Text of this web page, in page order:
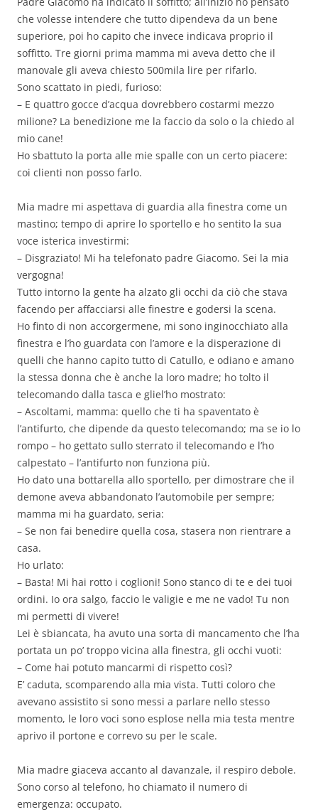
che volesse intendere che tutto dipendeva da un bene
superiore, poi ho capito che invece indicava proprio il
soffitto. Tre giorni prima mamma mi aveva detto che il
manovale gli aveva chiesto 500mila lire per rifarlo.
Sono scattato in piedi, furioso:
– E quattro gocce d’acqua dovrebbero costarmi mezzo
milione? La benedizione me la faccio da solo o la chiedo al
mio cane!
Ho sbattuto la porta alle mie spalle con un certo piacere:
coi clienti non posso farlo.
Mia madre mi aspettava di guardia alla finestra come un
mastino; tempo di aprire lo sportello e ho sentito la sua
voce isterica investirmi:
– Disgraziato! Mi ha telefonato padre Giacomo. Sei la mia
vergogna!
Tutto intorno la gente ha alzato gli occhi da ciò che stava
facendo per affacciarsi alle finestre e godersi la scena.
Ho finto di non accorgermene, mi sono inginocchiato alla
finestra e l’ho guardata con l’amore e la disperazione di
quelli che hanno capito tutto di Catullo, e odiano e amano
la stessa donna che è anche la loro madre; ho tolto il
telecomando dalla tasca e gliel’ho mostrato:
– Ascoltami, mamma: quello che ti ha spaventato è
l’antifurto, che dipende da questo telecomando; ma se io lo
rompo – ho gettato sullo sterrato il telecomando e l’ho
calpestato – l’antifurto non funziona più.
Ho dato una bottarella allo sportello, per dimostrare che il
demone aveva abbandonato l’automobile per sempre;
mamma mi ha guardato, seria:
– Se non fai benedire quella cosa, stasera non rientrare a
casa.
Ho urlato:
– Basta! Mi hai rotto i coglioni! Sono stanco di te e dei tuoi
ordini. Io ora salgo, faccio le valigie e me ne vado! Tu non
mi permetti di vivere!
Lei è sbiancata, ha avuto una sorta di mancamento che l’ha
portata un po’ troppo vicina alla finestra, gli occhi vuoti:
– Come hai potuto mancarmi di rispetto così?
E’ caduta, scomparendo alla mia vista. Tutti coloro che
avevano assistito si sono messi a parlare nello stesso
momento, le loro voci sono esplose nella mia testa mentre
aprivo il portone e correvo su per le scale.
Mia madre giaceva accanto al davanzale, il respiro debole.
Sono corso al telefono, ho chiamato il numero di
emergenza: occupato.